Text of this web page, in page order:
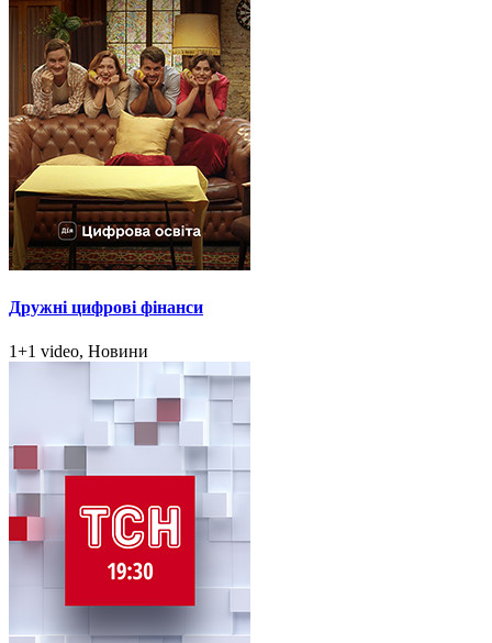
Дружні цифрові фінанси
1+1 video, Новини